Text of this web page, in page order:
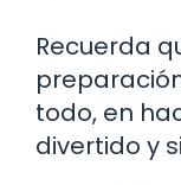
Recuerda
todo, en
divertido y